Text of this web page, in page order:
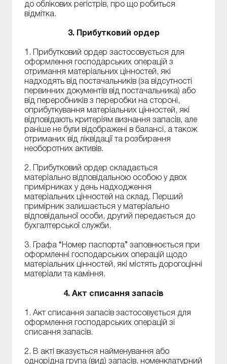
до облікових регістрів, про що робиться
відмітка.
3. Прибутковий ордер
1. Прибутковий ордер застосовується для
оформлення господарських операцій з
отримання матеріальних цінностей, які
надходять від постачальників (за відсутності
первинних документів від постачальника) або
від переробників з переробки на стороні,
оприбуткування матеріальних цінностей, які
відповідають критеріям визнання запасів, але
раніше не були відображені в балансі, а також
отриманих від ліквідації та розбирання
необоротних активів.
2. Прибутковий ордер складається
матеріально відповідальною особою у двох
примірниках у день надходження
матеріальних цінностей на склад. Перший
примірник залишається у матеріально
відповідальної особи, другий передається до
бухгалтерської служби.
3. Графа “Номер паспорта” заповнюється при
оформленні господарських операцій щодо
матеріальних цінностей, які містять дорогоцінні
матеріали та каміння.
4. Акт списання запасів
1. Акт списання запасів застосовується для
оформлення господарських операцій зі
списання запасів.
2. В акті вказується найменування або
однорідна група (вид) запасів, номенклатурний